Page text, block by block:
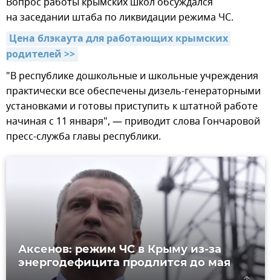
на заседании штаба по ликвидации режима ЧС.
Цена блэкаута для работающих крымских
родителей >>
"В республике дошкольные и школьные учреждения
практически все обеспечены дизель-генераторными
установками и готовы приступить к штатной работе
начиная с 11 января", — приводит слова Гончаровой
пресс-служба главы республики.
Аксенов: режим ЧС в Крыму из-за
энергодефицита продлится до мая